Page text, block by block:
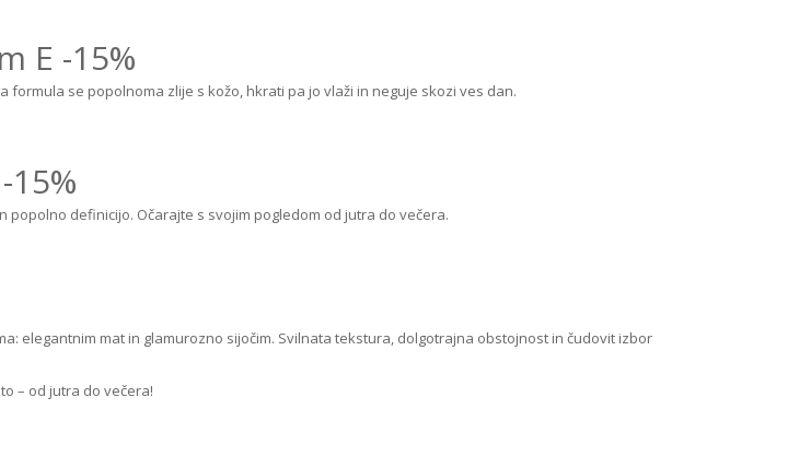
E -15%
se popolnoma zlije s kožo, hkrati pa jo vlaži in neguje skozi ves dan.
-15%
definicijo. Očarajte s svojim pogledom od jutra do večera.
elegantnim mat in glamurozno sijočim. Svilnata tekstura, dolgotrajna obstojnost in čudovit izbor
– od jutra do večera!